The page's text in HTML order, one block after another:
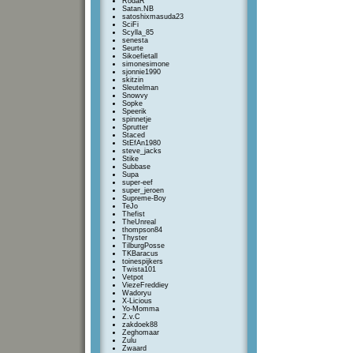
Satan.NB
satoshixmasuda23
SciFi
Scylla_85
senesta
Seurte
Sikoefietall
simonesimone
sjonnie1990
skitzin
Sleutelman
Snowvy
Sopke
Speerik
spinnetje
Sprutter
Staced
StEfAn1980
steve_jacks
Stike
Subbase
Supa
super-eef
super_jeroen
Supreme-Boy
TeJo
Thefist
TheUnreal
thompson84
Thyster
TilburgPosse
TKBaracus
toinespijkers
Twista101
Vetpot
ViezeFreddiey
Wadoryu
X-Licious
Yo-Momma
Z.v.C
zakdoek88
Zeghomaar
Zulu
Zwaard